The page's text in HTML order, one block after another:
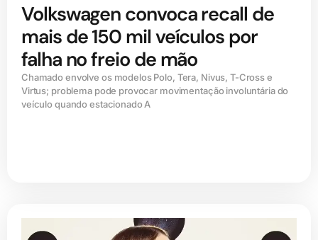
Volkswagen convoca recall de
mais de 150 mil veículos por
falha no freio de mão
Chamado envolve os modelos Polo, Tera, Nivus, T-Cross e
Virtus; problema pode provocar movimentação involuntária do
veículo quando estacionado A